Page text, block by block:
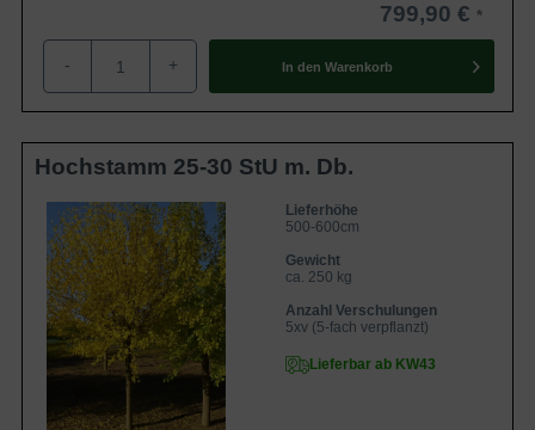
799,90 €
- + In den Warenkorb
Hochstamm 25-30 StU m. Db.
Lieferhöhe
500-600cm
Gewicht
ca. 250 kg
Anzahl Verschulungen
5xv (5-fach verpflanzt)
Lieferbar ab KW43